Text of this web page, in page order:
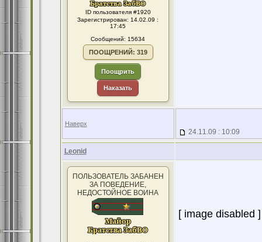
ID пользователя #1920
Зарегистрирован: 14.02.09 :
17:45
Сообщений: 15634
ПООЩРЕНИЙ: 319
Поощрить
Наказать
Наверх
24.11.09 : 10:09
Leonid
ПОЛЬЗОВАТЕЛЬ ЗАБАНЕН
ЗА ПОВЕДЕНИЕ,
НЕДОСТОЙНОЕ ВОИНА
[ image disabled ]